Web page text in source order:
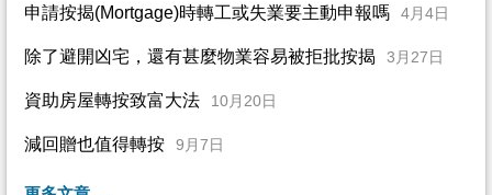
申請按揭(Mortgage)時轉工或失業要主動申報嗎 4月4日
除了避開凶宅，還有甚麼物業容易被拒批按揭 3月27日
資助房屋轉按致富大法 10月20日
減回贈也值得轉按 9月7日